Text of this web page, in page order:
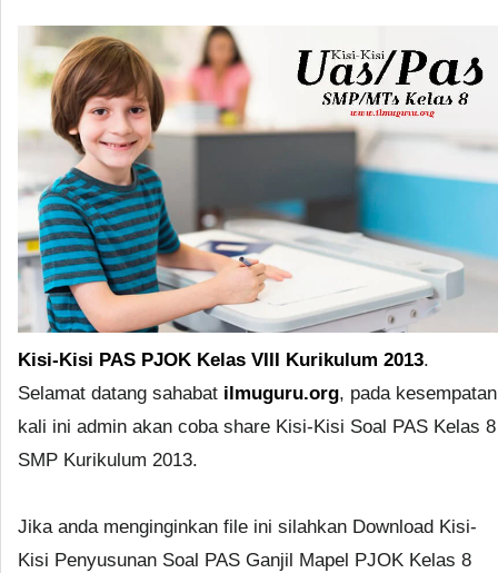
Kisi-Kisi PAS PJOK Kelas VIII Kurikulum 2013.
Selamat datang sahabat ilmuguru.org, pada kesempatan
kali ini admin akan coba share Kisi-Kisi Soal PAS Kelas 8
SMP Kurikulum 2013.
Jika anda menginginkan file ini silahkan Download Kisi-
Kisi Penyusunan Soal PAS Ganjil Mapel PJOK Kelas 8